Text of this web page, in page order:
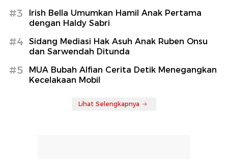
#3
Irish Bella Umumkan Hamil Anak Pertama
dengan Haldy Sabri
#4
Sidang Mediasi Hak Asuh Anak Ruben Onsu
dan Sarwendah Ditunda
#5
MUA Bubah Alfian Cerita Detik Menegangkan
Kecelakaan Mobil
Lihat Selengkapnya